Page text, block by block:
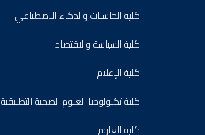
كلية الحاسبات والذكاء الاصطناعي
كلية السياسة والاقتصاد
كلية الإعلام
كلية تكنولوجيا العلوم الصحية التطبيقية
كليه العلوم